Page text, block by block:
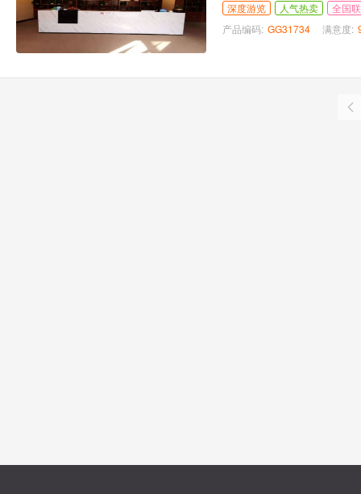
深度游览 人气热卖
全国
产品编码: GG31734 满意度: